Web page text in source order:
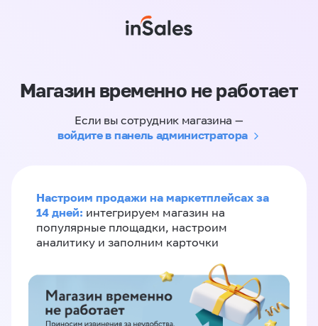
Магазин временно не работает
Если вы сотрудник магазина —
войдите в панель администратора
Настроим продажи на маркетплейсах за
14 дней: интегрируем магазин на
популярные площадки, настроим
аналитику и заполним карточки